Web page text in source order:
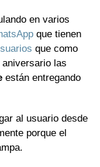
en varios
que tienen
que como
las
están entregando
al usuario desde
porque el